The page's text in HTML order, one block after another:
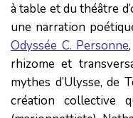
à table et du théâtre
une narration
Odyssée C. Personne
rhizome et
mythes d’Ulysse, de
création collective